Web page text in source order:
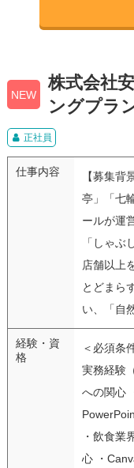
NEW
株式会社
ングプラ
正社員
仕事内容
【募集背
亭」「七
ールが運
「しゃ
店舗以上
とどまら
い、「自
経験・資
格
＜必須条
実務経験
への関心
・飲食業
心 ・